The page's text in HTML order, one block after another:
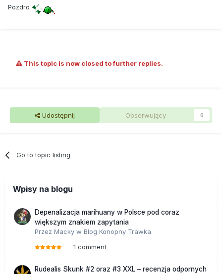
choroby psychiczne, eksperymenty na receptorach
kannabinoidowych w mózgu nie są najlepszym pomysłem.
Pozdro
This topic is now closed to further replies.
Udostępnij Obserwujący 0
Go to topic listing
Wpisy na blogu
Depenalizacja marihuany w Polsce pod coraz
większym znakiem zapytania
Przez Macky w Blog Konopny Trawka
1 comment
Rudealis Skunk #2 oraz #3 XXL – recenzja odpornych